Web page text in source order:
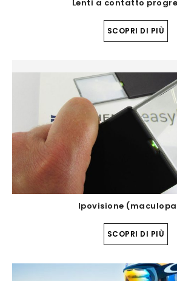
Lenti a contatto
SCOPRI DI PIÙ
Ipovisione
SCOPRI DI PIÙ